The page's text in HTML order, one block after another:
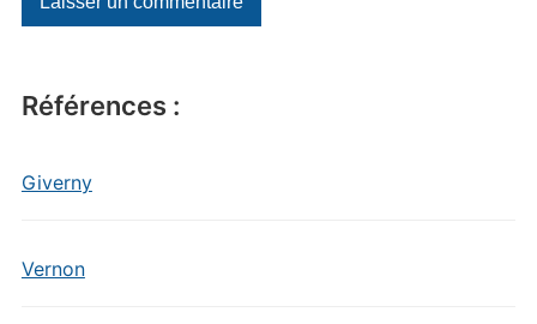
Références :
Giverny
Vernon